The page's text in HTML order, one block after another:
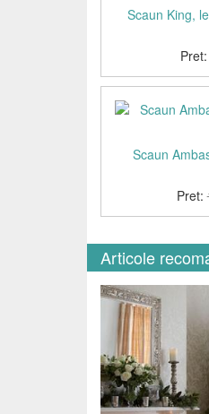
Scaun King,
Scaun
Pret:
Articole